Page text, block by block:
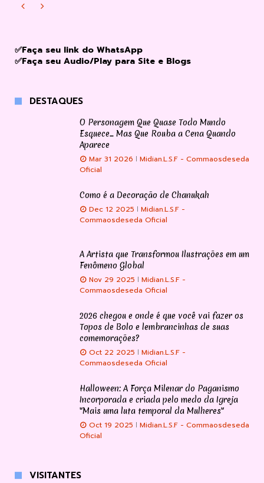
 
✅Faça seu link do WhatsApp
✅Faça seu Audio/Play para Site e Blogs
DESTAQUES
O Personagem Que Quase Todo Mundo
Esquece... Mas Que Rouba a Cena Quando
Aparece
Mar 31 2026
Midian.L.S.F - Commaosdeseda
Oficial
Como é a Decoração de Chanukah
Dec 12 2025
Midian.L.S.F -
Commaosdeseda Oficial
A Artista que Transformou Ilustrações em um
Fenômeno Global
Nov 29 2025
Midian.L.S.F -
Commaosdeseda Oficial
2026 chegou e onde é que você vai fazer os
Topos de Bolo e lembrancinhas de suas
comemorações?
Oct 22 2025
Midian.L.S.F -
Commaosdeseda Oficial
Halloween: A Força Milenar do Paganismo
Incorporada e criada pelo medo da Igreja
"Mais uma luta temporal da Mulheres"
Oct 19 2025
Midian.L.S.F - Commaosdeseda
Oficial
VISITANTES